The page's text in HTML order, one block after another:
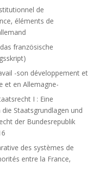
de
éléments de
französische
-son développement et
et en Allemagne-
I : Eine
Staatsgrundlagen und
der Bundesrepublik
des systèmes de
entre la France,